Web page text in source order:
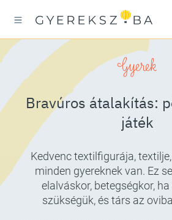
Gyerek
Bravúros átalakítás:
játék
Kedvenc textilfigurája,
minden gyereknek van. Ez
elalváskor, betegségkor,
szükségük, és társ az